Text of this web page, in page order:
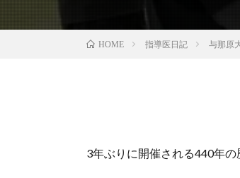
HOME 指導医日記 与那原
3年ぶりに開催される440年の